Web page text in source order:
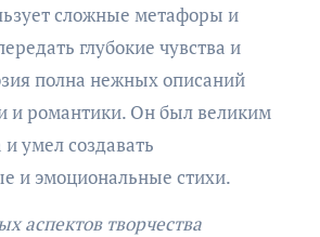
сложные метафоры и
глубокие чувства и
полна нежных описаний
и романтики. Он был великим
умел создавать
и эмоциональные стихи.
аспектов творчества